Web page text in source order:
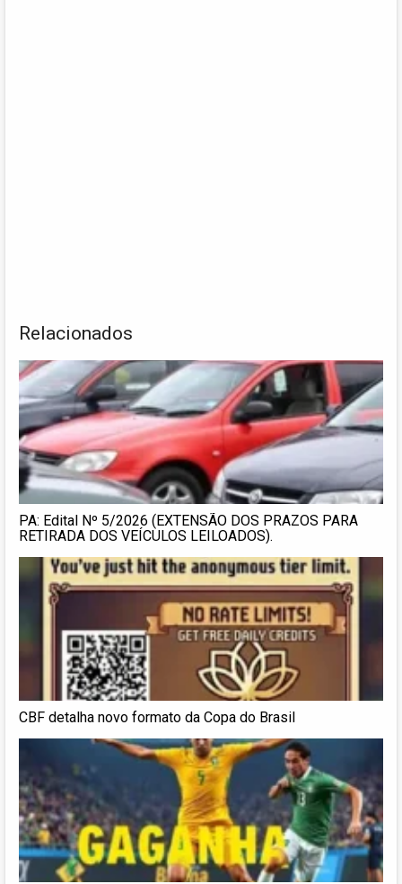
Relacionados
PA: Edital Nº 5/2026 (EXTENSÃO DOS PRAZOS PARA
RETIRADA DOS VEÍCULOS LEILOADOS).
CBF detalha novo formato da Copa do Brasil